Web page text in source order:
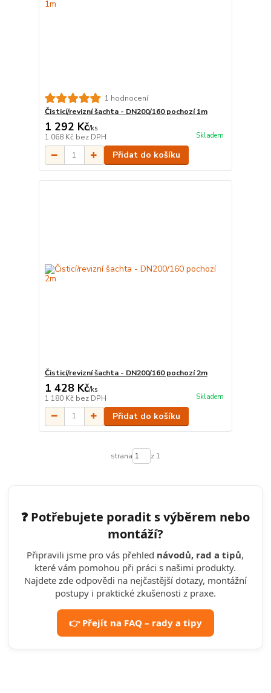
1 hodnocení
Čisticí/revizní šachta - DN200/160 pochozí 1m
1 292 Kč/ks
1 068 Kč bez DPH Skladem
Přidat do košíku
Čisticí/revizní šachta - DN200/160 pochozí 2m
1 428 Kč/ks
1 180 Kč bez DPH Skladem
Přidat do košíku
strana z 1
❓ Potřebujete poradit s výběrem nebo
montáží?
Připravili jsme pro vás přehled návodů, rad a tipů,
které vám pomohou při práci s našimi produkty.
Najdete zde odpovědi na nejčastější dotazy, montážní
postupy i praktické zkušenosti z praxe.
👉 Přejít na FAQ – rady a tipy